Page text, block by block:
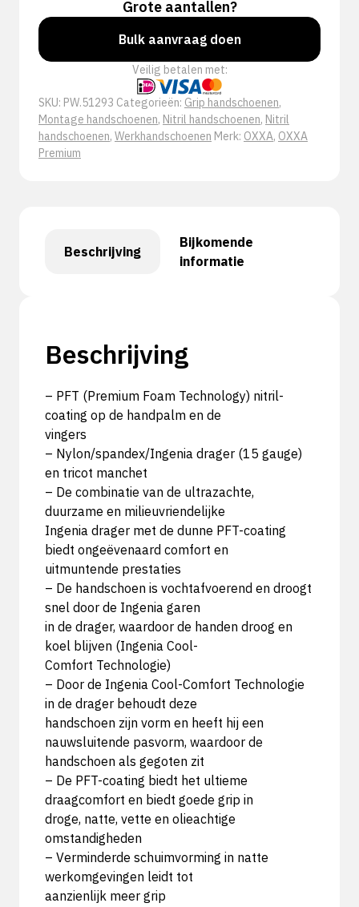
51-
293
handschoen
Grote aantallen?
Bulk aanvraag doen
Veilig betalen met:
SKU: PW.51293 Categorieën: Grip handschoenen,
Montage handschoenen, Nitril handschoenen, Nitril
handschoenen, Werkhandschoenen Merk: OXXA, OXXA
Premium
Beschrijving
Bijkomende
informatie
Beschrijving
– PFT (Premium Foam Technology) nitril-
coating op de handpalm en de
vingers
– Nylon/spandex/Ingenia drager (15 gauge)
en tricot manchet
– De combinatie van de ultrazachte,
duurzame en milieuvriendelijke
Ingenia drager met de dunne PFT-coating
biedt ongeëvenaard comfort en
uitmuntende prestaties
– De handschoen is vochtafvoerend en droogt
snel door de Ingenia garen
in de drager, waardoor de handen droog en
koel blijven (Ingenia Cool-
Comfort Technologie)
– Door de Ingenia Cool-Comfort Technologie
in de drager behoudt deze
handschoen zijn vorm en heeft hij een
nauwsluitende pasvorm, waardoor de
handschoen als gegoten zit
– De PFT-coating biedt het ultieme
draagcomfort en biedt goede grip in
droge, natte, vette en olieachtige
omstandigheden
– Verminderde schuimvorming in natte
werkomgevingen leidt tot
aanzienlijk meer grip